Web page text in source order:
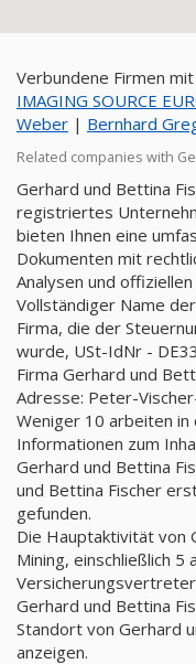
Verbundene Firmen
IMAGING SOURCE
Weber | Bernhard
Related companies with
Gerhard und Bettina
registriertes
bieten Ihnen eine
Dokumenten mit
Analysen und
Vollständiger Name
Firma, die der
wurde, USt-IdNr -
Firma Gerhard und
Adresse: Peter-
Weniger 10 arbeiten in
Informationen zum
Gerhard und Bettina
und Bettina Fischer
gefunden.
Die Hauptaktivität von
Mining, einschließlich
Gerhard und Bettina
Standort von Gerhard
anzeigen.